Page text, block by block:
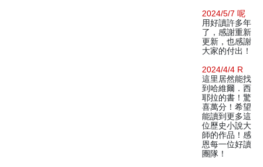
2024/5/7 呢
用好讀許多年
了，感謝重新
更新，也感謝
大家的付出！
2024/4/4 R
這里居然能找
到哈維爾．西
耶拉的書！驚
喜萬分！希望
能讀到更多這
位歷史小說大
師的作品！感
恩每一位好讀
團隊！